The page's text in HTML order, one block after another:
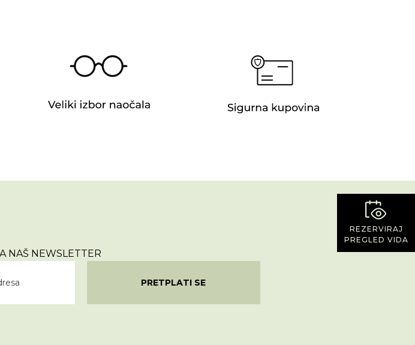
REZERVIRAJ
PREGLED VIDA
NAŠ NEWSLETTER
PRETPLATI SE